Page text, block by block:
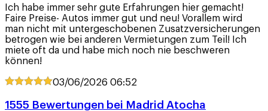
Ich habe immer sehr gute Erfahrungen hier gemacht!
Faire Preise- Autos immer gut und neu! Vorallem wird
man nicht mit untergeschobenen Zusatzversicherungen
betrogen wie bei anderen Vermietungen zum Teil! Ich
miete oft da und habe mich noch nie beschweren
können!
03/06/2026 06:52
1555 Bewertungen bei Madrid Atocha